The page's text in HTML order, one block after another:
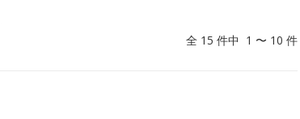
全 15 件中 1 〜 10 件